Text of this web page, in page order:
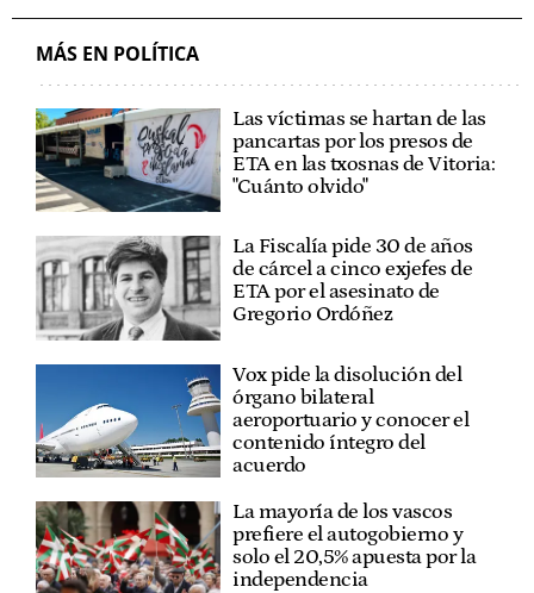
MÁS EN POLÍTICA
Las víctimas se hartan de las
pancartas por los presos de
ETA en las txosnas de Vitoria:
"Cuánto olvido"
La Fiscalía pide 30 de años
de cárcel a cinco exjefes de
ETA por el asesinato de
Gregorio Ordóñez
Vox pide la disolución del
órgano bilateral
aeroportuario y conocer el
contenido íntegro del
acuerdo
La mayoría de los vascos
prefiere el autogobierno y
solo el 20,5% apuesta por la
independencia